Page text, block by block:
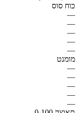
כוח סוס
—
—
—
—
—
מומנט
—
—
—
—
—